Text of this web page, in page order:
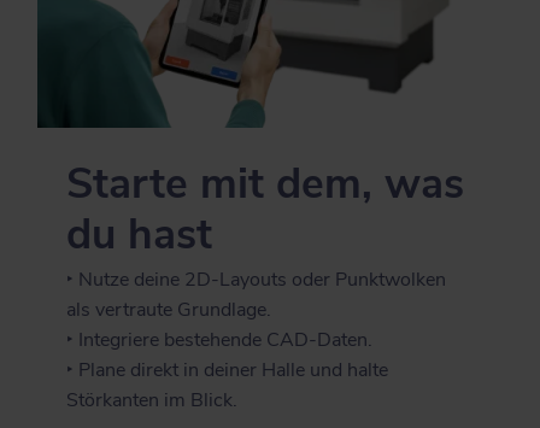
Starte mit dem, was
du hast
‣ Nutze deine 2D-Layouts oder Punktwolken
als vertraute Grundlage.
‣ Integriere bestehende CAD-Daten.
‣ Plane direkt in deiner Halle und halte
Störkanten im Blick.